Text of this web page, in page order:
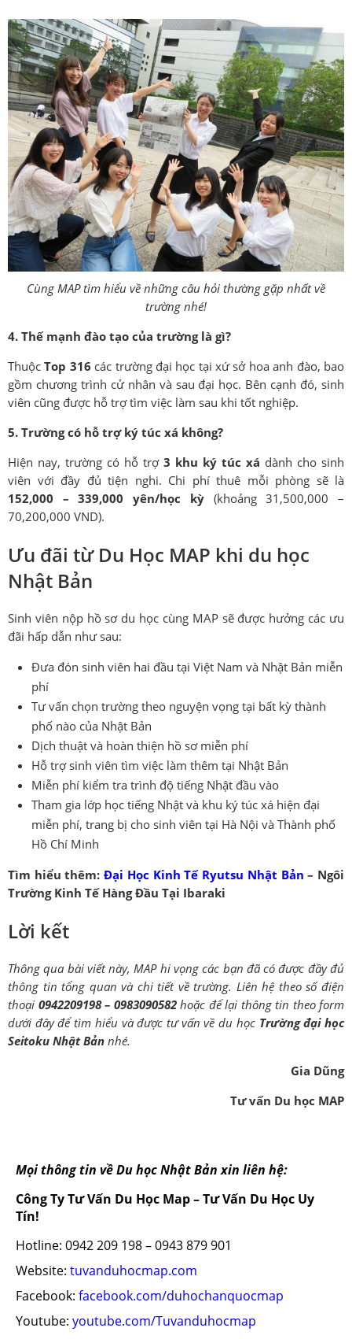
Cùng MAP tìm hiểu về những câu hỏi thường gặp nhất về
trường nhé!
4. Thế mạnh đào tạo của trường là gì?
ThuộcTop 316 các trường đại học tại xứ sở hoa anh đào, bao
gồm chương trình cử nhân và sau đại học. Bên cạnh đó, sinh
viên cũng được hỗ trợ tìm việc làm sau khi tốt nghiệp.
5. Trường có hỗ trợ ký túc xá không?
Hiện nay, trường có hỗ trợ 3 khu ký túc xá dành cho sinh
viên với đầy đủ tiện nghi. Chi phí thuê mỗi phòng sẽ là
152,000 – 339,000 yên/học kỳ (khoảng 31,500,000 –
70,200,000 VND).
Ưu đãi từ Du Học MAP khi du học
Nhật Bản
Sinh viên nộp hồ sơ du học cùng MAP sẽ được hưởng các ưu
đãi hấp dẫn như sau:
Đưa đón sinh viên hai đầu tại Việt Nam và Nhật Bản miễn
phí
Tư vấn chọn trường theo nguyện vọng tại bất kỳ thành
phố nào của Nhật Bản
Dịch thuật và hoàn thiện hồ sơ miễn phí
Hỗ trợ sinh viên tìm việc làm thêm tại Nhật Bản
Miễn phí kiểm tra trình độ tiếng Nhật đầu vào
Tham gia lớp học tiếng Nhật và khu ký túc xá hiện đại
miễn phí, trang bị cho sinh viên tại Hà Nội và Thành phố
Hồ Chí Minh
Tìm hiểu thêm:Đại Học Kinh Tế Ryutsu Nhật Bản – Ngôi
Trường Kinh Tế Hàng Đầu Tại Ibaraki
Lời kết
Thông qua bài viết này, MAP hi vọng các bạn đã có được đầy đủ
thông tin tổng quan và chi tiết về trường. Liên hệ theo số điện
thoại 0942209198 – 0983090582hoặc để lại thông tin theo form
dưới đây để tìm hiểu và được tư vấn về du học Trường đại học
Seitoku Nhật Bản nhé.
Gia Dũng
Tư vấn Du học MAP
Mọi thông tin về Du học Nhật Bản xin liên hệ:
Công Ty Tư Vấn Du Học Map – Tư Vấn Du Học Uy
Tín!
Hotline: 0942 209 198 – 0943 879 901
Website: tuvanduhocmap.com
Facebook: facebook.com/duhochanquocmap
Youtube: youtube.com/Tuvanduhocmap